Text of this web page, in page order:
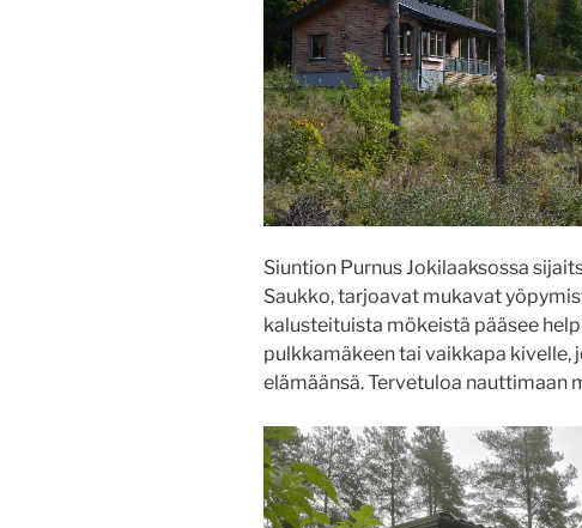
Siuntion Purnus Jokilaaksossa
Saukko, tarjoavat mukavat
kalusteituista mökeistä pääsee
pulkkamäkeen tai vaikkapa kivelle,
elämäänsä. Tervetuloa nauttimaan